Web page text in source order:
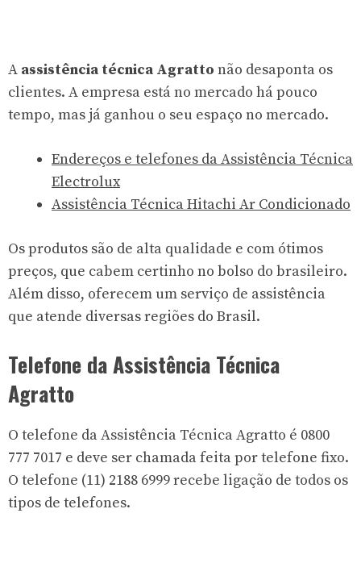
A assistência técnica Agratto não desaponta os
clientes. A empresa está no mercado há pouco
tempo, mas já ganhou o seu espaço no mercado.
Endereços e telefones da Assistência Técnica
Electrolux
Assistência Técnica Hitachi Ar Condicionado
Os produtos são de alta qualidade e com ótimos
preços, que cabem certinho no bolso do brasileiro.
Além disso, oferecem um serviço de assistência
que atende diversas regiões do Brasil.
Telefone da Assistência Técnica
Agratto
O telefone da Assistência Técnica Agratto é 0800
777 7017 e deve ser chamada feita por telefone fixo.
O telefone (11) 2188 6999recebe ligação de todos os
tipos de telefones.